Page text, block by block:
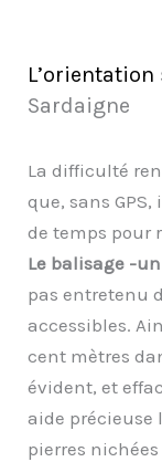
L’orientation
Sardaigne
La difficulté
que, sans
de temps pour
Le balisage -
pas entretenu
accessibles.
cent mètres
évident, et
aide précieuse
pierres